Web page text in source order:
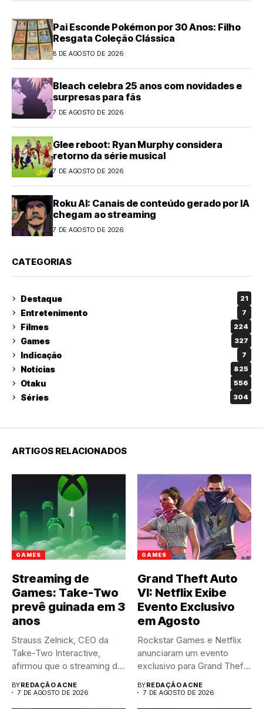
Pai Esconde Pokémon por 30 Anos: Filho
Resgata Coleção Clássica
8 DE AGOSTO DE 2026
Bleach celebra 25 anos com novidades e
surpresas para fãs
7 DE AGOSTO DE 2026
Glee reboot: Ryan Murphy considera
retorno da série musical
7 DE AGOSTO DE 2026
Roku AI: Canais de conteúdo gerado por IA
chegam ao streaming
7 DE AGOSTO DE 2026
CATEGORIAS
Destaque 21
Entretenimento 7
Filmes 224
Games 327
Indicação 7
Notícias 825
Otaku 556
Séries 304
ARTIGOS RELACIONADOS
GAMES
Streaming de
Games: Take-Two
prevê guinada em 3
anos
Strauss Zelnick, CEO da
Take-Two Interactive,
afirmou que o streaming de
BYREDAÇÃO ACNE
7 DE AGOSTO DE 2026
GAMES
Grand Theft Auto
VI: Netflix Exibe
Evento Exclusivo
em Agosto
Rockstar Games e Netflix
anunciaram um evento
exclusivo para Grand Theft
BYREDAÇÃO ACNE
7 DE AGOSTO DE 2026